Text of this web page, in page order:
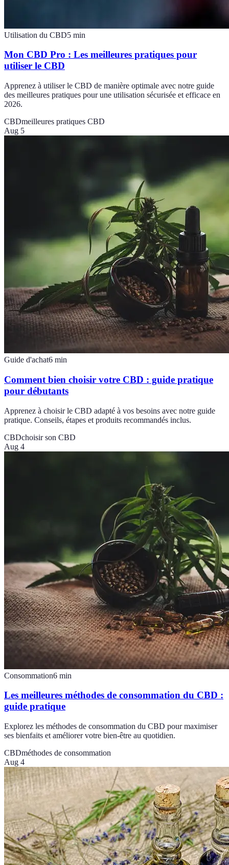
Utilisation du CBD5 min
Mon CBD Pro : Les meilleures pratiques pour
utiliser le CBD
Apprenez à utiliser le CBD de manière optimale avec notre guide
des meilleures pratiques pour une utilisation sécurisée et efficace en
2026.
CBDmeilleures pratiques CBD
Aug 5
Guide d'achat6 min
Comment bien choisir votre CBD : guide pratique
pour débutants
Apprenez à choisir le CBD adapté à vos besoins avec notre guide
pratique. Conseils, étapes et produits recommandés inclus.
CBDchoisir son CBD
Aug 4
Consommation6 min
Les meilleures méthodes de consommation du CBD :
guide pratique
Explorez les méthodes de consommation du CBD pour maximiser
ses bienfaits et améliorer votre bien-être au quotidien.
CBDméthodes de consommation
Aug 4